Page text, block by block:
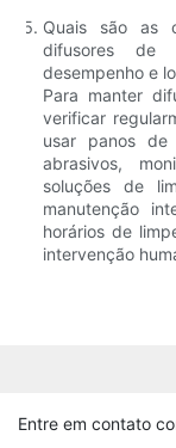
Quais são as
difusores de
desempenho e
Para manter
verificar
usar panos
abrasivos,
soluções de
manutenção
horários de
intervenção
Entre em contato